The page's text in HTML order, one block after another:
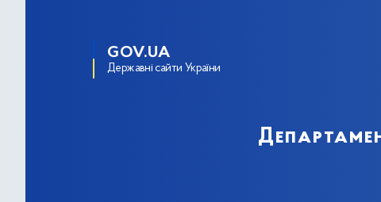
GOV.UA
Державні сайти України